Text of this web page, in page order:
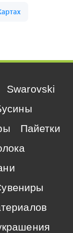
Swarovski
Пайетки